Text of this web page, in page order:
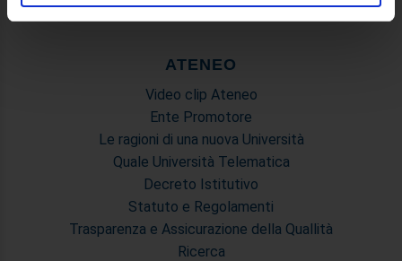
Utilizziamo i cookie per personalizzare contenuti ed
analizzare il nostro traffico. Condividiamo inoltre
informazioni sul modo in cui utilizza il nostro sito con i
nostri partner che si occupano di analisi dei dati web,
con altre informazioni che ha fornito loro o che hanno
raccolto dal suo utilizzo dei loro servizi.
ATENEO
Video clip Ateneo
Ente Promotore
Le ragioni di una nuova Università
Quale Università Telematica
Decreto Istitutivo
Statuto e Regolamenti
Trasparenza e Assicurazione della Quallità
Ricerca